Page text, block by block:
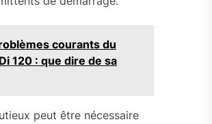
courants du
120 : que dire de sa
peut être nécessaire